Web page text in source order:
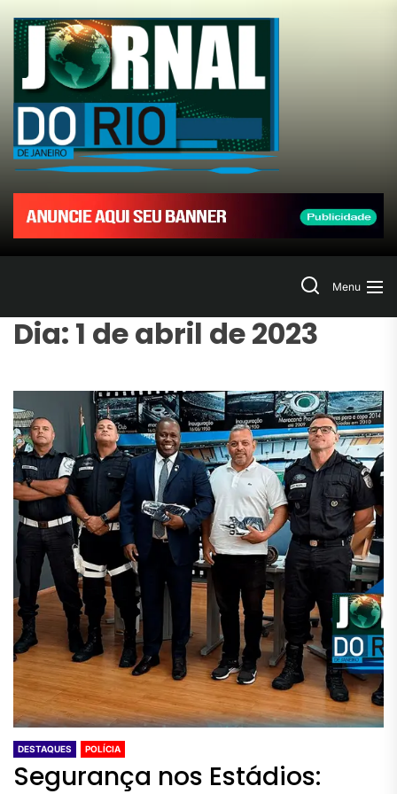
the
content
Jornal
do
Rio
de
SearchMenu
Dia: 1 de abril de 2023
DESTAQUES POLÍCIA
Segurança nos Estádios: